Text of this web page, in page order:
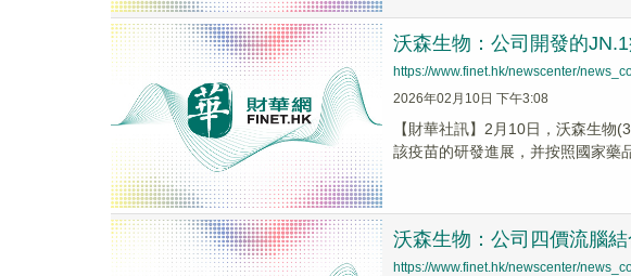
沃森生物：公司開發的
https://www.finet.hk/newscenter/
2026年02月10日 下午3:08
【財華社訊】2月10日，沃森生
該疫苗的研發進展，并按照國家藥
沃森生物：公司四價流腦
https://www.finet.hk/newscenter/